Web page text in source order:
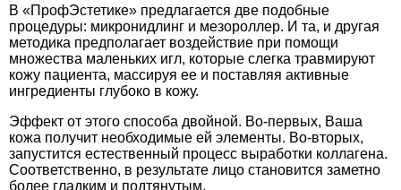
В «ПрофЭстетике» предлагается две подобные
процедуры: микронидлинг и мезороллер. И та, и другая
методика предполагает воздействие при помощи
множества маленьких игл, которые слегка травмируют
кожу пациента, массируя ее и поставляя активные
ингредиенты глубоко в кожу.
Эффект от этого способа двойной. Во-первых, Ваша
кожа получит необходимые ей элементы. Во-вторых,
запустится естественный процесс выработки коллагена.
Соответственно, в результате лицо становится заметно
более гладким и подтянутым.